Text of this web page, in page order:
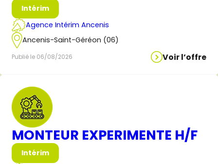
Intérim
Agence Intérim Ancenis
Ancenis-Saint-Géréon (06)
Publié le 06/08/2026 Voir l’offre
MONTEUR EXPERIMENTE H/F
Intérim